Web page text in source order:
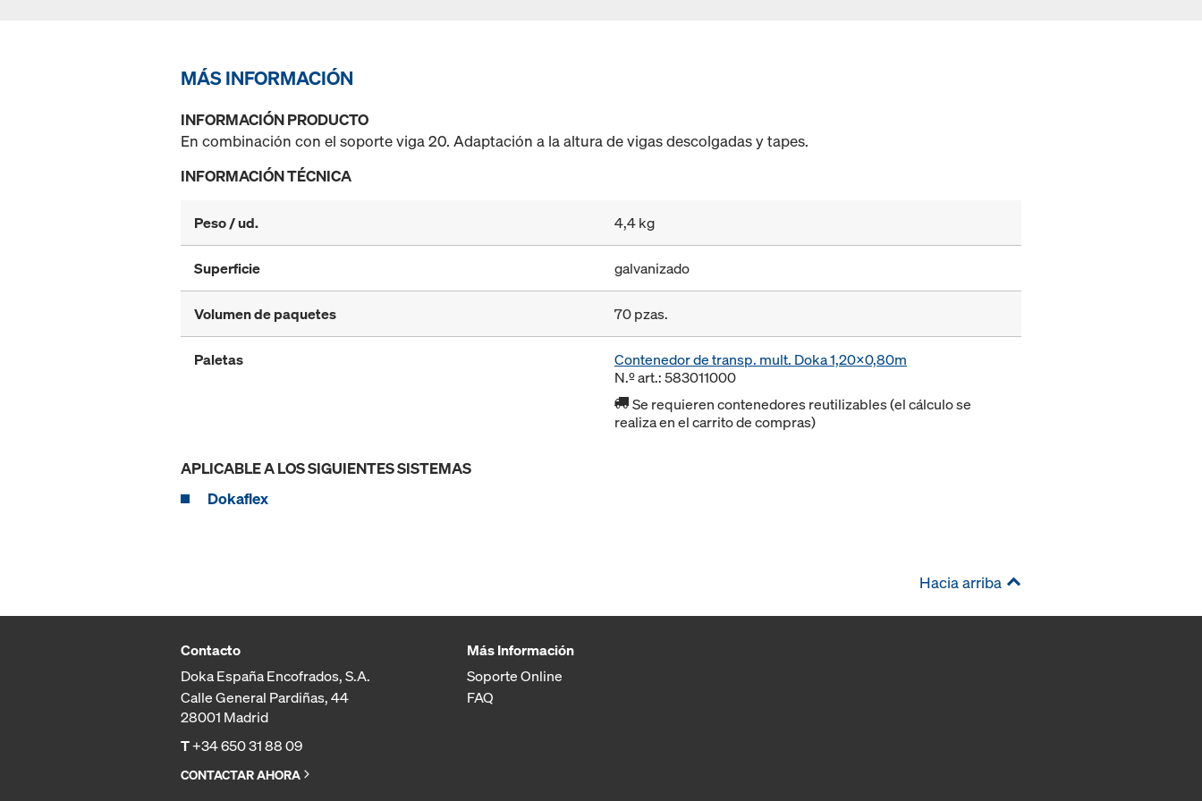
MÁS INFORMACIÓN
INFORMACIÓN PRODUCTO
En combinación con el soporte viga 20. Adaptación a la altura de vigas descolgadas y tapes.
INFORMACIÓN TÉCNICA
Peso / ud. 4,4 kg
Superficie galvanizado
Volumen de paquetes 70 pzas.
Paletas
Contenedor de transp. mult. Doka 1,20x0,80m
N.º art.: 583011000
Se requieren contenedores reutilizables (el cálculo se
realiza en el carrito de compras)
APLICABLE A LOS SIGUIENTES SISTEMAS
Dokaflex
Hacia arriba
Contacto
Doka España Encofrados, S.A.
Calle General Pardiñas, 44
28001 Madrid
T+34 650 31 88 09
CONTACTAR AHORA
Más Información
Soporte Online
FAQ